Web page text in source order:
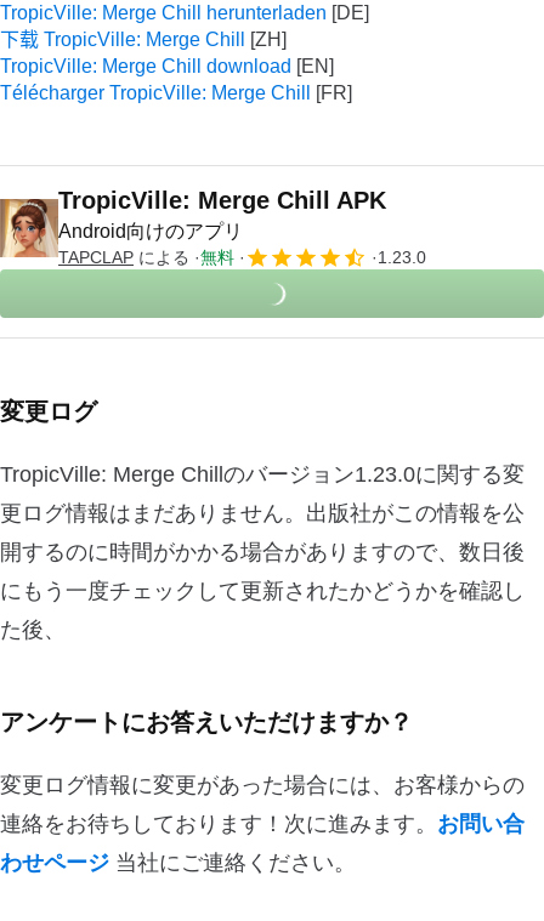
TropicVille: Merge Chill herunterladen
下载 TropicVille: Merge Chill
TropicVille: Merge Chill download
Télécharger TropicVille: Merge Chill
TropicVille: Merge Chill APK
Android向けのアプリ
TAPCLAP による 無料 1.23.0
変更ログ
TropicVille: Merge Chillのバージョン1.23.0に関する変
更ログ情報はまだありません。出版社がこの情報を公
開するのに時間がかかる場合がありますので、数日後
にもう一度チェックして更新されたかどうかを確認し
た後、
アンケートにお答えいただけますか？
変更ログ情報に変更があった場合には、お客様からの
連絡をお待ちしております！次に進みます。 お問い合
わせページ 当社にご連絡ください。